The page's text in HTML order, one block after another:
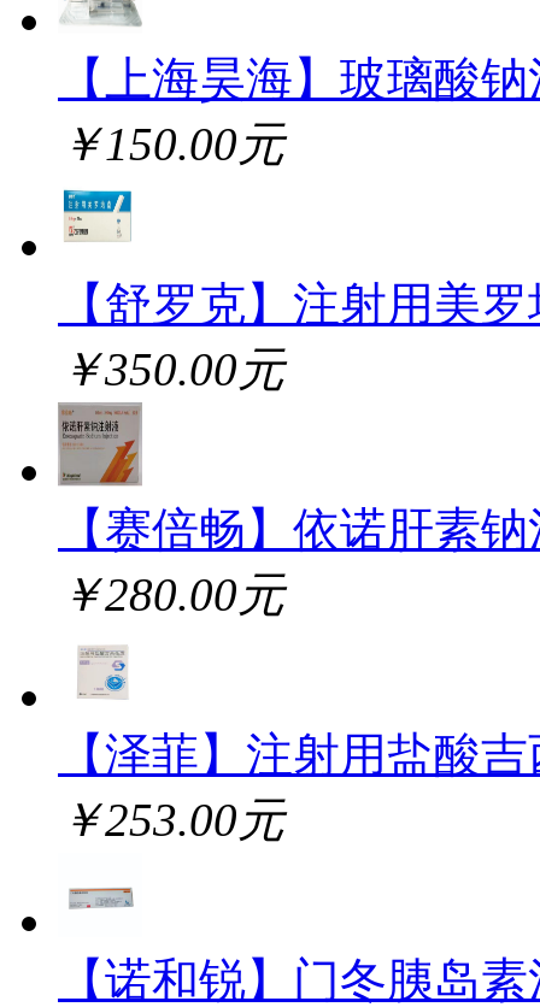
【上海昊海】玻璃酸
￥150.00元
【舒罗克】注射用美
￥350.00元
【赛倍畅】依诺肝素
￥280.00元
【泽菲】注射用盐酸
￥253.00元
【诺和锐】门冬胰岛